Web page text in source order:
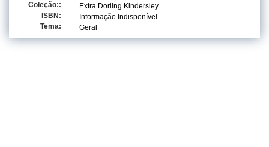
Coleção::
Extra Dorling Kindersley
ISBN:
Informação Indisponível
Tema:
Geral